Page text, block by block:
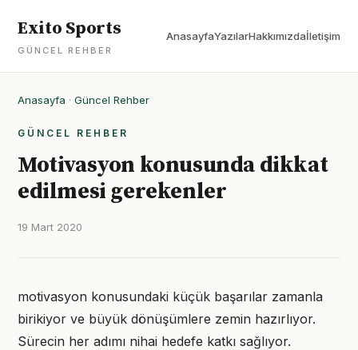
Exito Sports
GÜNCEL REHBER
AnasayfaYazılarHakkımızdaİletişim
Anasayfa · Güncel Rehber
GÜNCEL REHBER
Motivasyon konusunda dikkat
edilmesi gerekenler
19 Mart 2020
motivasyon konusundaki küçük başarılar zamanla
birikiyor ve büyük dönüşümlere zemin hazırlıyor.
Sürecin her adımı nihai hedefe katkı sağlıyor.